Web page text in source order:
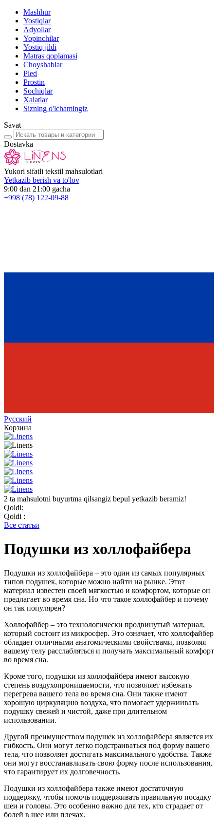
Mashhur
Yostiqlar
Adyollar
Yopinchilar
Yostiq jildi
Matras qoplamasi
Choyshablar
Pled
Prostin
Sochiqlar
Xalatlar
Sizning o'lchamingiz
Savat
Dostavka
Yukori sifatli tekstil mahsulotlari
Yetkazib berish va to'lov
9:00 dan 21:00 gacha
+998 (78) 122-09-88
Русский
Корзина
2 ta mahsulotni buyurtma qilsangiz bepul yetkazib beramiz!
Qoldi:
Qoldi :
Все статьи
Подушки из холлофайбера
Подушки из холлофайбера – это один из самых популярных
типов подушек, которые можно найти на рынке. Этот
материал известен своей мягкостью и комфортом, которые он
предлагает во время сна. Но что такое холлофайбер и почему
он так популярен?
Холлофайбер – это технологически продвинутый материал,
который состоит из микросфер. Это означает, что холлофайбер
обладает отличными анатомическими свойствами, позволяя
вашему телу расслабляться и получать максимальный комфорт
во время сна.
Кроме того, подушки из холлофайбера имеют высокую
степень воздухопроницаемости, что позволяет избежать
перегрева вашего тела во время сна. Они также имеют
хорошую циркуляцию воздуха, что помогает удержиивать
подушку свежей и чистой, даже при длительном
использовании.
Другой преимуществом подушек из холлофайбера является их
гибкость. Они могут легко подстраиваться под форму вашего
тела, что позволяет достигать максимального удобства. Также
они могут восстанавливать свою форму после использования,
что гарантирует их долговечность.
Подушки из холлофайбера также имеют достаточную
поддержку, чтобы помочь поддерживать правильную посадку
шеи и головы. Это особенно важно для тех, кто страдает от
болей в шее или плечах.